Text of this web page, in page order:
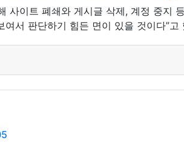
이트 폐쇄와 게시글 삭제, 계정 중지
서 판단하기 힘든 면이 있을 것이다”고